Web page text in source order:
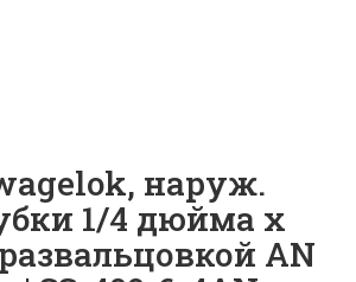
наруж.
1/4 дюйма x
AN